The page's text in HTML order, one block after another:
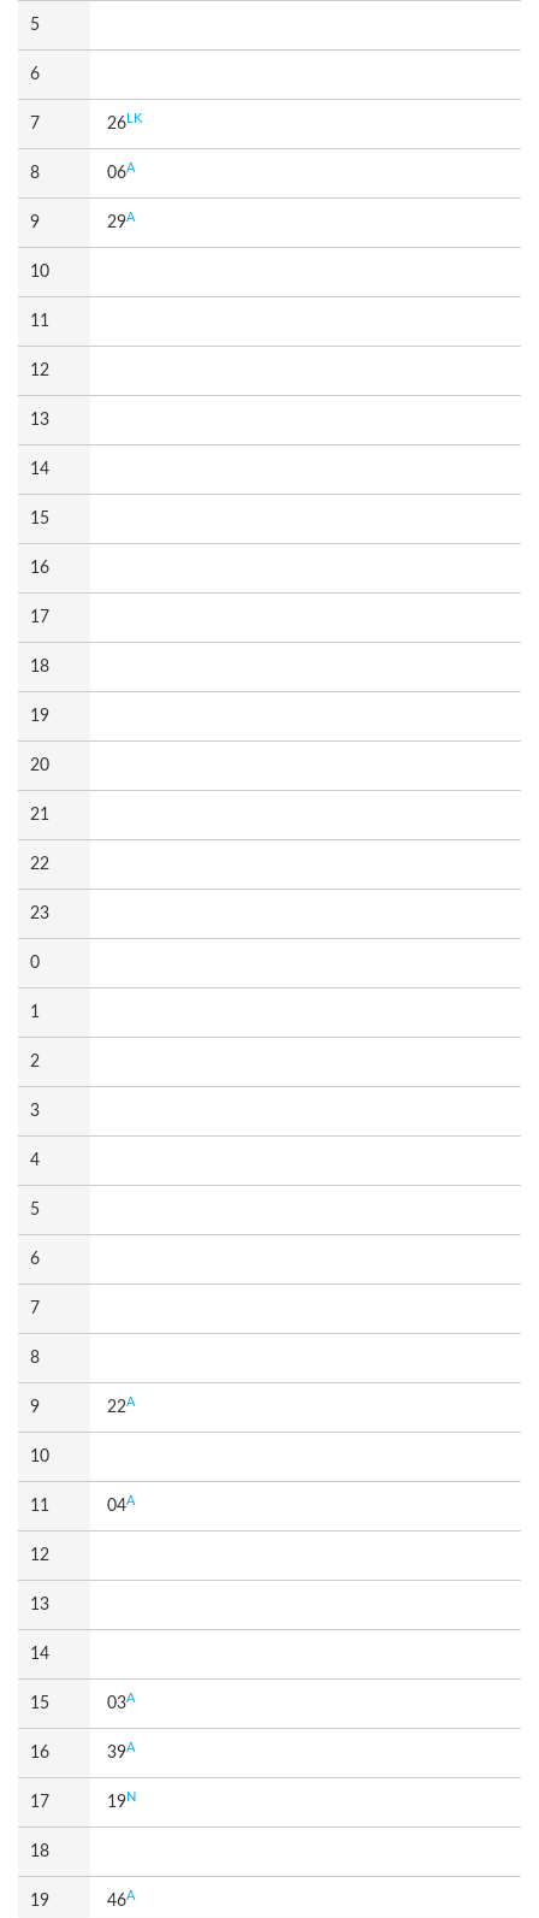
5
6
7 26 LK
8 06A
9 29A
10
11
12
13
14
15
16
17
18
19
20
21
22
23
0
1
2
3
4
5
6
7
8
9 22A
10
11 04A
12
13
14
15 03A
16 39A
17 19 N
18
19 46A